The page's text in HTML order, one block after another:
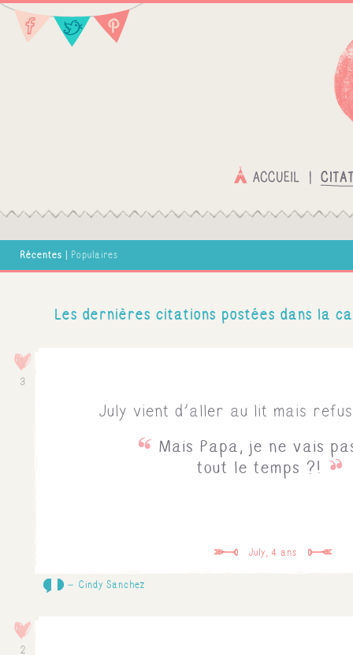
Récentes | Populaires
Les dernières citations postées dans la
July vient d'aller au lit mais
Mais Papa, je ne vais
tout le temps ?!
July, 4 ans
3
Cindy Sanchez
2